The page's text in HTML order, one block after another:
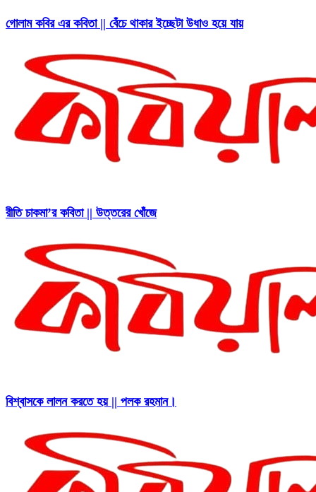
গোলাম কবির এর কবিতা || বেঁচে থাকার ইচ্ছেটা উধাও হয়ে যায়
রীতি চাকমা’র কবিতা || উত্তরের খোঁজে
বিশ্বাসকে লালন করতে হয় || পলক রহমান।